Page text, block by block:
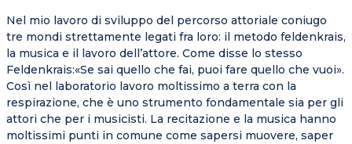
Nel mio lavoro di sviluppo del percorso attoriale coniugo
tre mondi strettamente legati fra loro: il metodo feldenkrais,
la musica e il lavoro dell’attore. Come disse lo stesso
Feldenkrais:«Se sai quello che fai, puoi fare quello che vuoi».
Così nel laboratorio lavoro moltissimo a terra con la
respirazione, che è uno strumento fondamentale sia per gli
attori che per i musicisti. La recitazione e la musica hanno
moltissimi punti in comune come sapersi muovere, saper